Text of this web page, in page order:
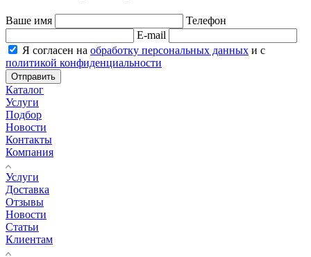
Ваше имя
Телефон
E-mail
Я согласен на обработку персональных данных и с
политикой конфиденциальности
Отправить
Каталог
Услуги
Подбор
Новости
Контакты
Компания
Услуги
Доставка
Отзывы
Новости
Статьи
Клиентам